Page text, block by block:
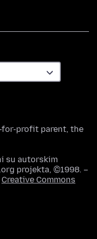
for-profit parent, the
su autorskim
projekta, ©1998. –
Creative Commons